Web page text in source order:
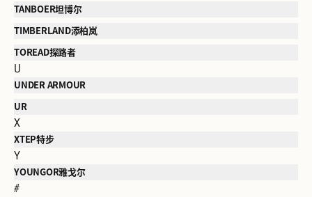
TANBOER坦博尔
TIMBERLAND添柏岚
TOREAD探路者
U
UNDER ARMOUR
UR
X
XTEP特步
Y
YOUNGOR雅戈尔
#